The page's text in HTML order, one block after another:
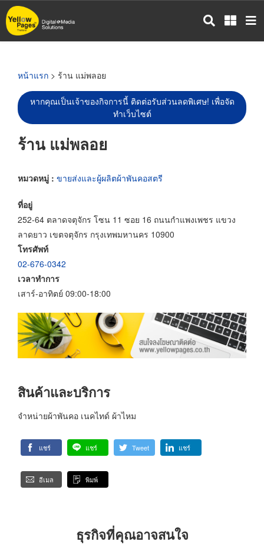
ข้าม
ไป
หน้าแรก > ร้าน แม่พลอย
หากคุณเป็นเจ้าของกิจการนี้ ติดต่อรับส่วนลดพิเศษ! เพื่อจัด
ทำเว็บไซต์
ร้าน แม่พลอย
หมวดหมู่ : ขายส่งและผู้ผลิตผ้าพันคอสตรี
ที่อยู่
252-64 ตลาดจตุจักร โซน 11 ซอย 16 ถนนกำแพงเพชร แขวง
ลาดยาว เขตจตุจักร กรุงเทพมหานคร 10900
โทรศัพท์
02-676-0342
เวลาทำการ
เสาร์-อาทิตย์ 09:00-18:00
สินค้าและบริการ
จำหน่ายผ้าพันคอ เนคไทด์ ผ้าไหม
แชร์ แชร์ Tweet แชร์
อีเมล พิมพ์
ธุรกิจที่คุณอาจสนใจ